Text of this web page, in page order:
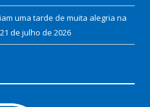
uma tarde de muita alegria na
21 de julho de 2026